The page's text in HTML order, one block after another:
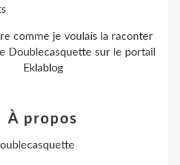
comme je voulais la raconter
Doublecasquette sur le portail
Eklablog
À propos